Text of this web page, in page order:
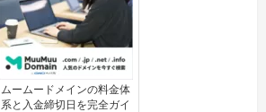
ムームードメインの料金体
系と入金締切日を完全ガイ